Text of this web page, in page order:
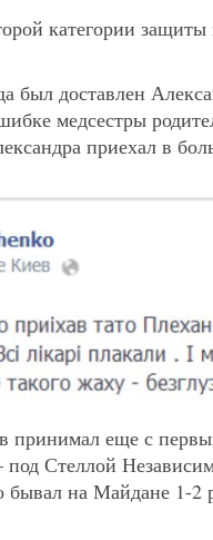
категории
доставлен
медсестры
приехал в
принимал еще с
Стеллой
бывал на Майдане 1-